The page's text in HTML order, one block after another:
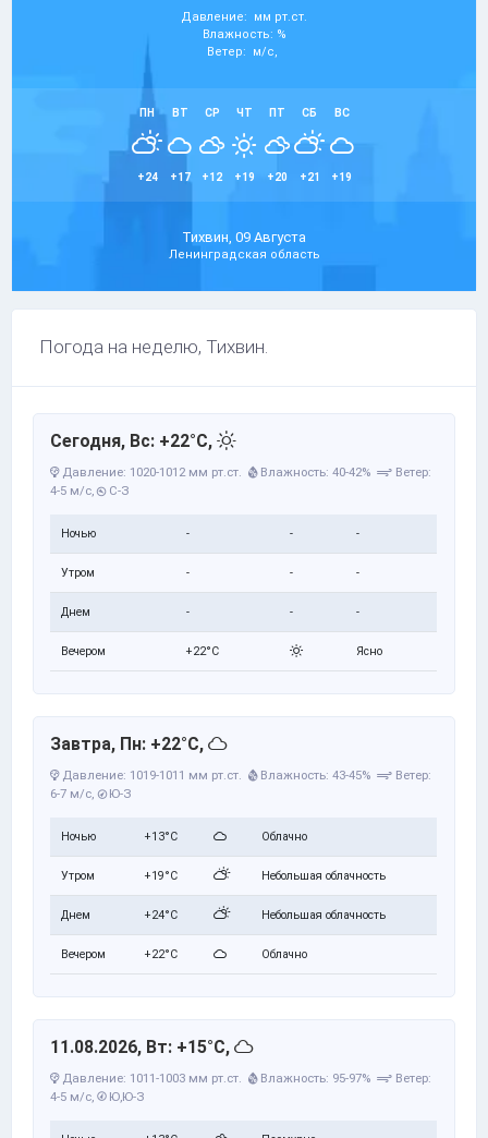
Давление: мм рт.ст.
Влажность: %
Ветер: м/с,
ПН
+24
ВТ
+17
СР
+12
ЧТ
+19
ПТ
+20
СБ
+21
ВС
+19
Тихвин, 09 Августа
Ленинградская область
Погода на неделю, Тихвин.
Сегодня, Вс: +22°C,
Давление: 1020-1012 мм рт.ст. Влажность: 40-42%
Ветер:
4-5 м/с, С-З
Ночью - - -
Утром - - -
Днем - - -
Вечером +22°C Ясно
Завтра, Пн: +22°C,
Давление: 1019-1011 мм рт.ст. Влажность: 43-45%
Ветер:
6-7 м/с, Ю-З
Ночью +13°C Облачно
Утром +19°C Небольшая облачность
Днем +24°C Небольшая облачность
Вечером +22°C Облачно
11.08.2026, Вт: +15°C,
Давление: 1011-1003 мм рт.ст. Влажность: 95-97%
Ветер:
4-5 м/с, Ю,Ю-З